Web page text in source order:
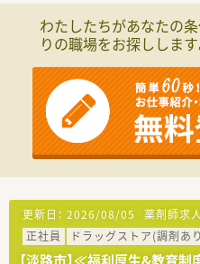
■薬剤師が中心の会社だ
種多様に用意されています
■店舗拡大に伴い、エリア
■在宅や教育等の専門性を
とも可能です。
■その他にも、管理部門や
域は多種多様です。
■在宅実施店舗は年々増加
わる事ができます。
■育児休暇は3歳まで取得
■年間休日が120日とワー
■日用品から常備薬まで、
たくさんあります！
わたしたちがあなたの
りの職場をお探しします
更新日： 2026/08/05 薬剤師求
正社員
ドラッグストア(調剤あ